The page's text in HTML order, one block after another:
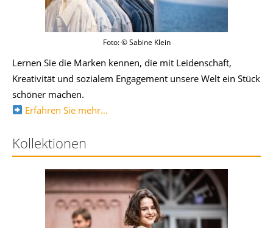
Foto: © Sabine Klein
Lernen Sie die Marken kennen, die mit Leidenschaft,
Kreativität und sozialem Engagement unsere Welt ein Stück
schöner machen.
Erfahren Sie mehr…
Kollektionen